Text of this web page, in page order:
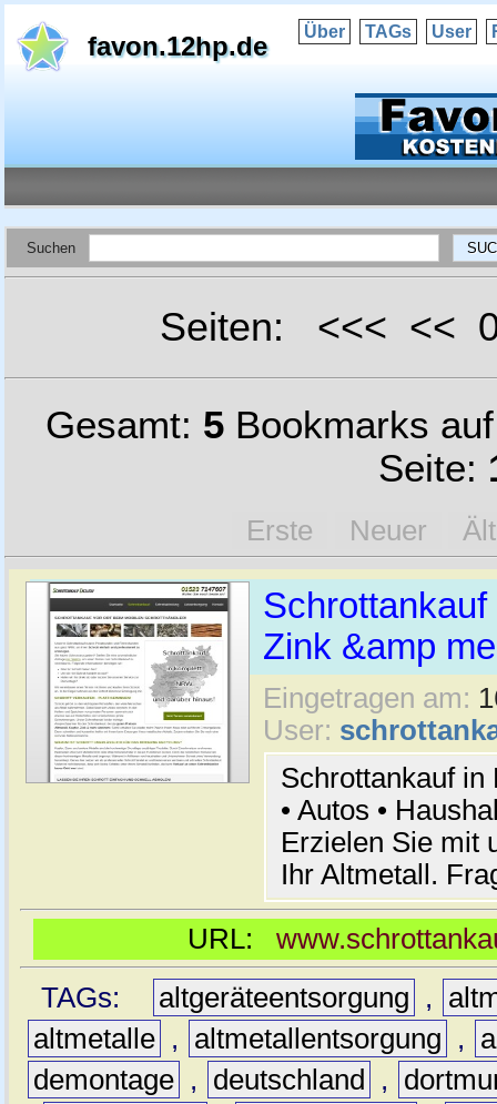
favon.12hp.de Über TAGs User
Suchen
Seiten: <<< <<
Gesamt: 5Bookmarks
Seite:
Erste Neuer
Schrottankauf
Zink &amp
Eingetragen am:
User:
Schrottankauf in
• Autos •
Erzielen Sie mit
Ihr Altmetall.
URL:
TAGs:
altgeräteentsorgung ,
altmetalle , altmetallentsorgung ,
demontage , deutschland ,